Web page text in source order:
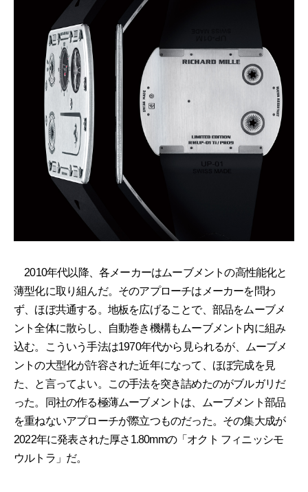
2010年代以降、各メーカーはムーブメントの高性能化と
薄型化に取り組んだ。そのアプローチはメーカーを問わ
ず、ほぼ共通する。地板を広げることで、部品をムーブメ
ント全体に散らし、自動巻き機構もムーブメント内に組み
込む。こういう手法は1970年代から見られるが、ムーブメ
ントの大型化が許容された近年になって、ほぼ完成を見
た、と言ってよい。この手法を突き詰めたのがブルガリだ
った。同社の作る極薄ムーブメントは、ムーブメント部品
を重ねないアプローチが際立つものだった。その集大成が
2022年に発表された厚さ1.80mmの「オクト フィニッシモ
ウルトラ」だ。